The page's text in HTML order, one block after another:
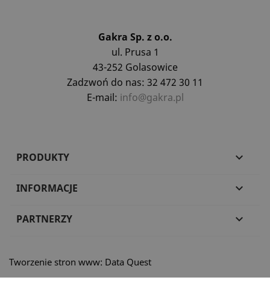
Gakra Sp. z o.o.
ul. Prusa 1
43-252 Golasowice
Zadzwoń do nas: 32 472 30 11
E-mail: info@gakra.pl
PRODUKTY 
INFORMACJE 
PARTNERZY 
Tworzenie stron www: Data Quest